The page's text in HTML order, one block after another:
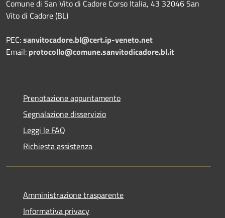
Comune di San Vito di Cadore Corso Italia, 43 32046 San
Vito di Cadore (BL)
PEC:sanvitocadore.bl@cert.ip-veneto.net
Email: protocollo@comune.sanvitodicadore.bl.it
Prenotazione appuntamento
Segnalazione disservizio
Leggi le FAQ
Richiesta assistenza
Amministrazione trasparente
Informativa privacy